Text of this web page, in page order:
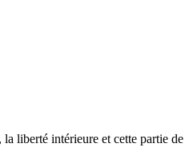
liberté intérieure et cette partie de